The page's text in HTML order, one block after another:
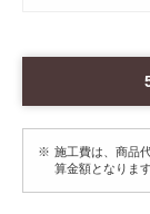
施工費は、商品
算金額となります